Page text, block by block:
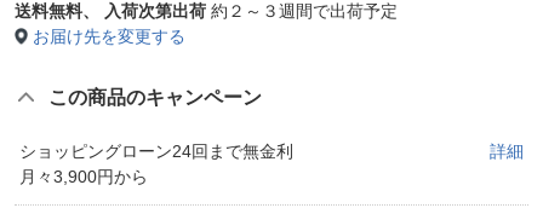
送料無料、 入荷次第出荷 約２～３週間で出荷予定
お届け先を変更する
この商品のキャンペーン
ショッピングローン24回まで無金利
月々3,900円から
詳細